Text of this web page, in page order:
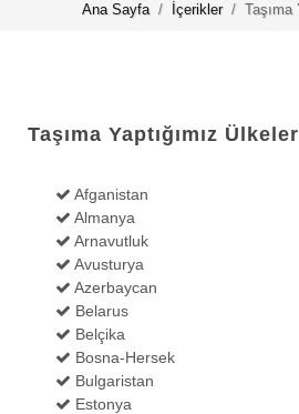
Ana Sayfa İçerikler Taşıma
Taşıma Yaptığımız Ülkeler
Afganistan
Almanya
Arnavutluk
Avusturya
Azerbaycan
Belarus
Belçika
Bosna-Hersek
Bulgaristan
Estonya